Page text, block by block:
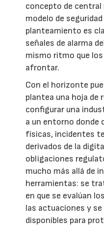
concepto de central
modelo de
planteamiento es
señales de alarma
mismo ritmo que
afrontar.
Con el horizonte
plantea una hoja de
configurar una
a un entorno donde
físicas, incidentes
derivados de la
obligaciones
mucho más allá de
herramientas: se
en que se evalúan
las actuaciones y
disponibles para